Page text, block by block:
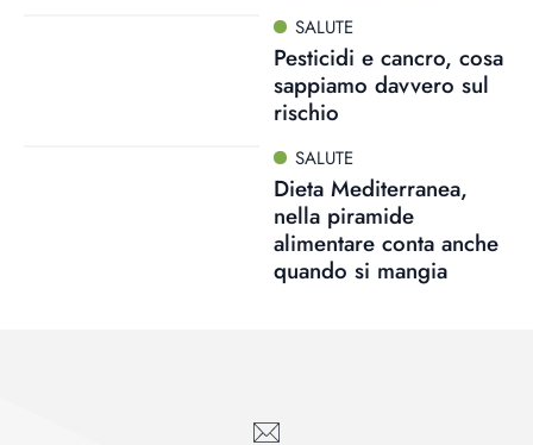
SALUTE
Pesticidi e cancro, cosa
sappiamo davvero sul
rischio
SALUTE
Dieta Mediterranea,
nella piramide
alimentare conta anche
quando si mangia